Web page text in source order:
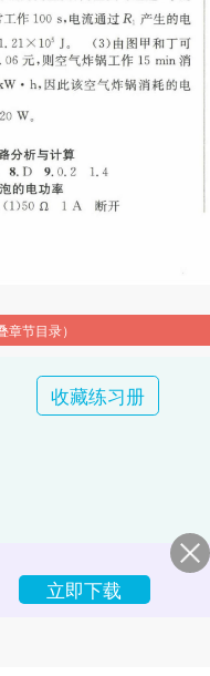
节目录）
收藏练习册
立即下载